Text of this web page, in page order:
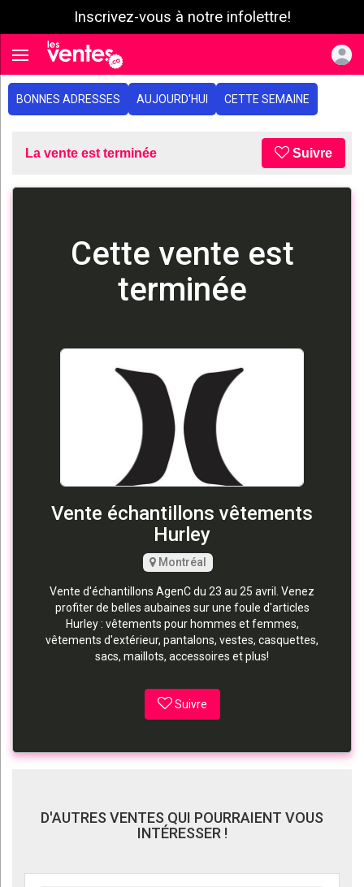
Inscrivez-vous à notre infolettre!
Toggle navigation
BONNES ADRESSES AUJOURD'HUI CETTE SEMAINE
La vente est terminée Suivre
Cette vente est
terminée
Vente échantillons vêtements
Hurley
Montréal
Vente d'échantillons AgenC du 23 au 25 avril. Venez
profiter de belles aubaines sur une foule d'articles
Hurley : vêtements pour hommes et femmes,
vêtements d'extérieur, pantalons, vestes, casquettes,
sacs, maillots, accessoires et plus!
Suivre
D'AUTRES VENTES QUI POURRAIENT VOUS
INTÉRESSER !